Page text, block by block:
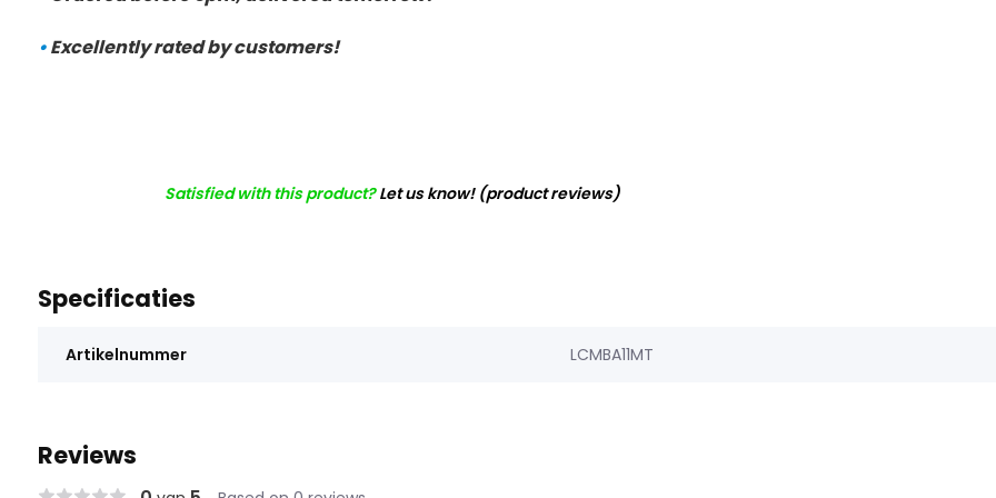
•Excellently rated by customers!
Satisfied with this product?Let us know! (product reviews)
Specificaties
Artikelnummer LCMBA11MT
Reviews